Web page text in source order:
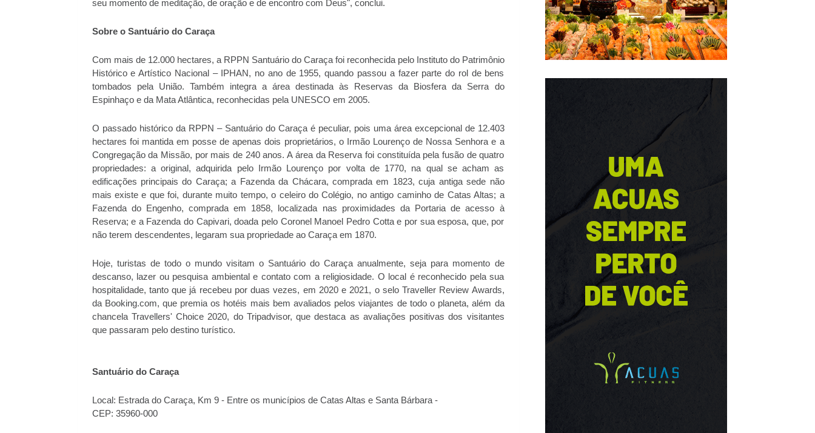
seu momento de meditação, de oração e de encontro com Deus", conclui.
Sobre o Santuário do Caraça
Com mais de 12.000 hectares, a RPPN Santuário do Caraça foi reconhecida pelo Instituto do Patrimônio
Histórico e Artístico Nacional – IPHAN, no ano de 1955, quando passou a fazer parte do rol de bens
tombados pela União. Também integra a área destinada às Reservas da Biosfera da Serra do
Espinhaço e da Mata Atlântica, reconhecidas pela UNESCO em 2005.
O passado histórico da RPPN – Santuário do Caraça é peculiar, pois uma área excepcional de 12.403
hectares foi mantida em posse de apenas dois proprietários, o Irmão Lourenço de Nossa Senhora e a
Congregação da Missão, por mais de 240 anos. A área da Reserva foi constituída pela fusão de quatro
propriedades: a original, adquirida pelo Irmão Lourenço por volta de 1770, na qual se acham as
edificações principais do Caraça; a Fazenda da Chácara, comprada em 1823, cuja antiga sede não
mais existe e que foi, durante muito tempo, o celeiro do Colégio, no antigo caminho de Catas Altas; a
Fazenda do Engenho, comprada em 1858, localizada nas proximidades da Portaria de acesso à
Reserva; e a Fazenda do Capivari, doada pelo Coronel Manoel Pedro Cotta e por sua esposa, que, por
não terem descendentes, legaram sua propriedade ao Caraça em 1870.
Hoje, turistas de todo o mundo visitam o Santuário do Caraça anualmente, seja para momento de
descanso, lazer ou pesquisa ambiental e contato com a religiosidade. O local é reconhecido pela sua
hospitalidade, tanto que já recebeu por duas vezes, em 2020 e 2021, o selo Traveller Review Awards,
da Booking.com, que premia os hotéis mais bem avaliados pelos viajantes de todo o planeta, além da
chancela Travellers' Choice 2020, do Tripadvisor, que destaca as avaliações positivas dos visitantes
que passaram pelo destino turístico.
Santuário do Caraça
Local: Estrada do Caraça, Km 9 - Entre os municípios de Catas Altas e Santa Bárbara -
CEP: 35960-000